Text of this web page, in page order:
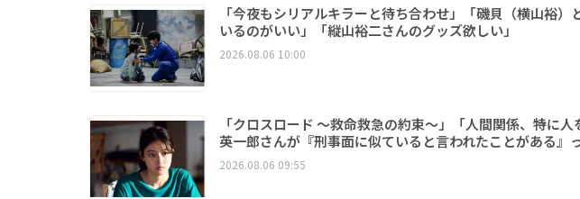
「今夜もシリアルキラーと待ち合わせ」「磯貝（横山裕
いるのがいい」「縦山裕二さんのグッズ欲しい」
2026.08.06 10:00
「クロスロード ～救命救急の約束～」「人間関係、特に
英一郎さんが『刑事面に似ていると言われたことがある』
2026.08.06 09:55